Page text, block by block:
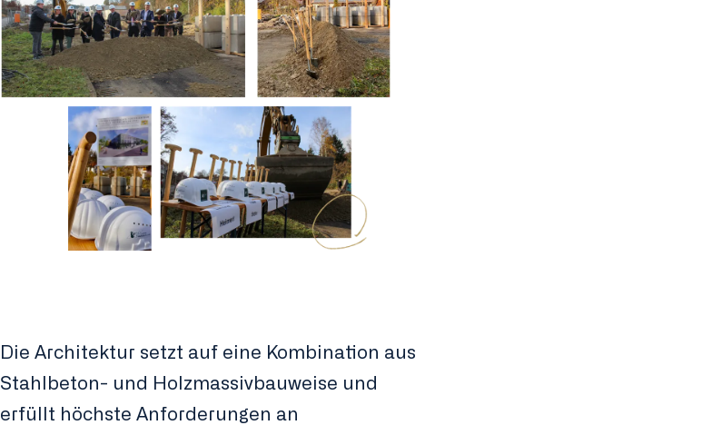
Die Architektur setzt auf eine Kombination aus
Stahlbeton- und Holzmassivbauweise und
erfüllt höchste Anforderungen an